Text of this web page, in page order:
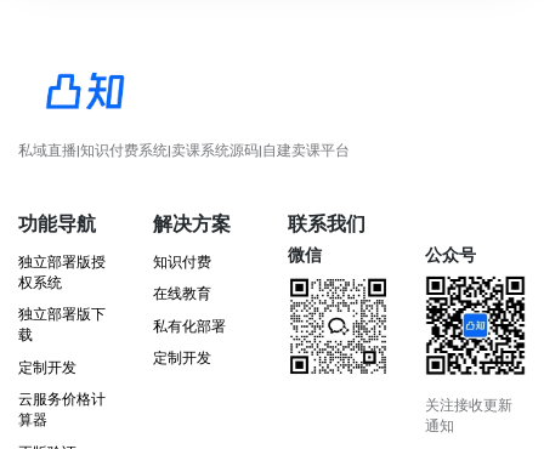
私域直播|知识付费系统|卖课系统源码|自建卖课平台
功能导航
独立部署版授
权系统
独立部署版下
载
定制开发
云服务价格计
算器
解决方案
知识付费
在线教育
私有化部署
定制开发
联系我们
微信 公众号
关注接收更新
通知